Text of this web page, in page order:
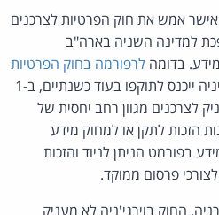
אמש את חוק הפרטיות לצרכנים
למדינה השניה בארה"ב
בדומה לרפורמה בחוק הפרטיות
, גם החוק בוירג'יניה ייכנס לתוקפו בעוד כשנתיים, ב-1
מעניק לצרכנים מגוון רחב יחסית של
הזכות לתקן או למחוק מידע
בפורמט הניתן לניוד והזכות
פרסום ממוקד.
החוק בוירגי'ניה לא מעניק